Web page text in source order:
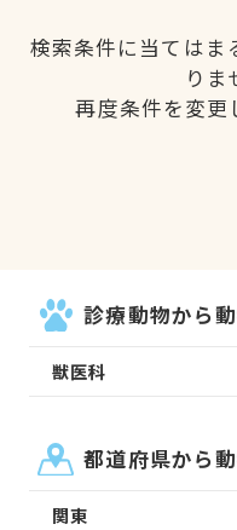
検索条件に当てはま
りま
再度条件を変更
診療動物から
獣医科
都道府県から
関東